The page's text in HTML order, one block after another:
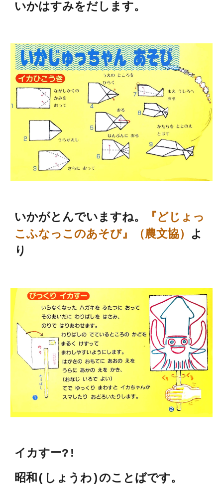
いかはすみをだします。
いかがとんでいますね。
『どじょっ
こふなっこのあそび』（農文協） よ
り
イカすー?!
昭和(しょうわ)のことばです。